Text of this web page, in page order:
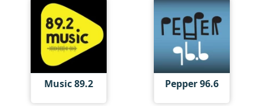
Music 89.2 Pepper 96.6